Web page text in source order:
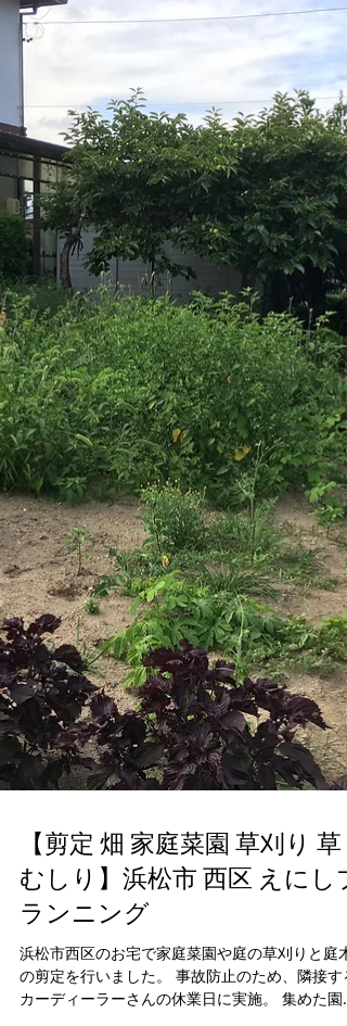
磐田市の空地（駐車場）と空家の草刈りを行いま
した。 駐車場は一部に防草シートが敷いてありま
したが、もはや効果はなく・・画像のように雑草
が繁茂していたためお客様と相談し今後の管理の
ために剥ぎ取りました。 ホームセンターなどで販
売されている安物の防草シートは編みが粗く日光
が通る...